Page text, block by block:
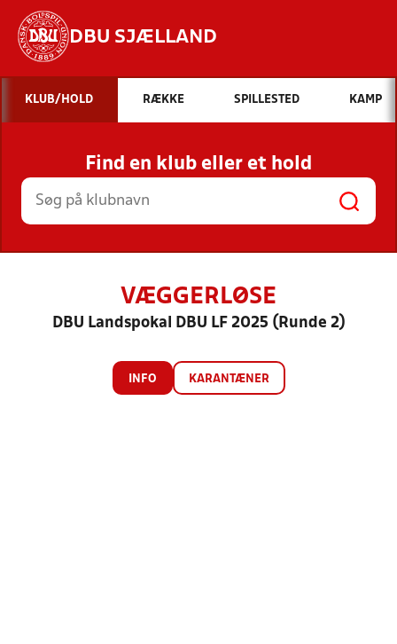
DBU SJÆLLAND
Hvad vil du søge efter?
INDHOLD OG NYHEDER
STILLINGER, RESULTATER, KLUBBER OG
HOLD
KLUB/HOLD RÆKKE SPILLESTED KAMP
Find en klub eller et hold
VÆGGERLØSE
DBU Landspokal DBU LF 2025 (Runde 2)
INFO KARANTÆNER